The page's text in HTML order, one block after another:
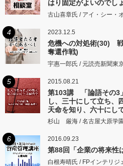
はり固定がよいのでし
古山喜章氏 / アイ・シー・
4 2023.12.5
危機への対処術(30)
奪還作戦)
宇惠一郎氏 / 元読売新聞東
5 2015.08.21
第103講 「論語その3
し、三十にして立ち、
天命を知り、六十にし
するところに従いて矩
杉山 厳海 / 名古屋大原学
6 2016.09.23
第88回「企業の将来性
白根寿晴氏 / FPインテリジ